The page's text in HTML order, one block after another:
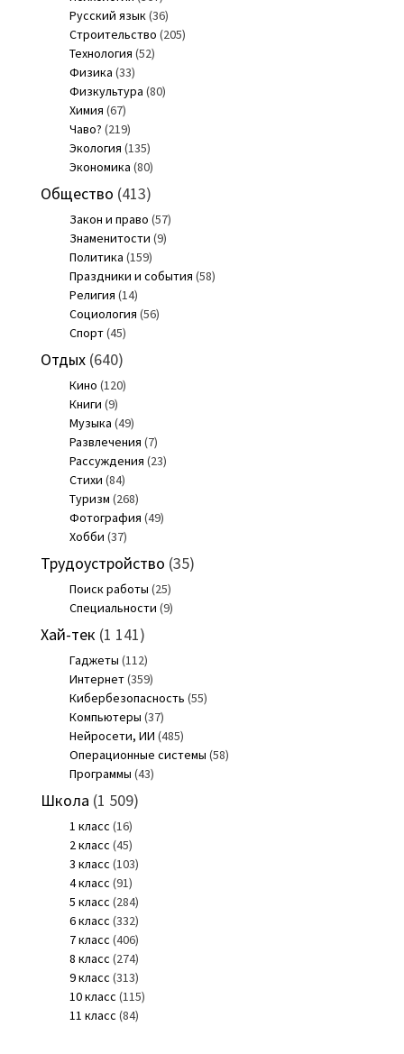
Русский язык(36)
Строительство (205)
Технология (52)
Физика (33)
Физкультура (80)
Химия (67)
Чаво? (219)
Экология (135)
Экономика (80)
Общество (413)
Закон и право (57)
Знаменитости (9)
Политика (159)
Праздники и события (58)
Религия (14)
Социология (56)
Спорт(45)
Отдых(640)
Кино (120)
Книги (9)
Музыка (49)
Развлечения (7)
Рассуждения (23)
Стихи (84)
Туризм (268)
Фотография (49)
Хобби (37)
Трудоустройство (35)
Поиск работы (25)
Специальности (9)
Хай-тек (1 141)
Гаджеты (112)
Интернет(359)
Кибербезопасность (55)
Компьютеры (37)
Нейросети, ИИ (485)
Операционные системы (58)
Программы (43)
Школа (1 509)
1 класс (16)
2 класс (45)
3 класс (103)
4 класс (91)
5 класс (284)
6 класс (332)
7 класс (406)
8 класс (274)
9 класс (313)
10 класс (115)
11 класс (84)